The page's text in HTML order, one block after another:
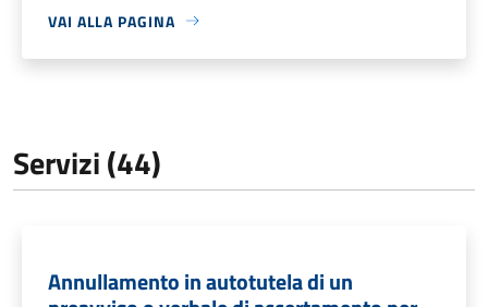
VAI ALLA PAGINA
Servizi (44)
Annullamento in autotutela di un